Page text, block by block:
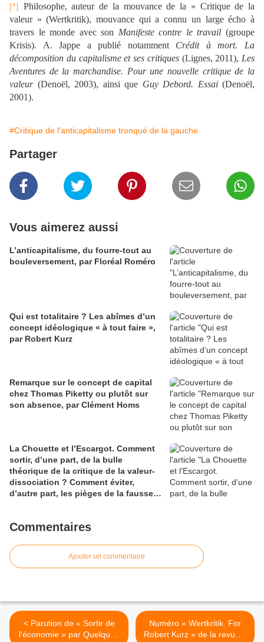
[*] Philosophe, auteur de la mouvance de la « Critique de la
valeur » (Wertkritik), mouvance qui a connu un large écho à
travers le monde avec son Manifeste contre le travail (groupe
Krisis). A. Jappe a publié notamment Crédit à mort. La
décomposition du capitalisme et ses critiques(Lignes, 2011), Les
Aventures de la marchandise. Pour une nouvelle critique de la
valeur(Denoël, 2003), ainsi que Guy Debord. Essai(Denoël,
2001).
#Critique de l'anticapitalisme tronqué de la gauche
Partager
Vous aimerez aussi
L’anticapitalisme, du fourre-tout au
bouleversement, par Floréal Roméro
Qui est totalitaire ? Les abîmes d’un
concept idéologique « à tout faire »,
par Robert Kurz
Remarque sur le concept de capital
chez Thomas Piketty ou plutôt sur
son absence, par Clément Homs
La Chouette et l’Escargot. Comment
sortir, d’une part, de la bulle
théorique de la critique de la valeur-
dissociation ? Comment éviter,
d’autre part, les pièges de la fausse
Commentaires
Ajouter un commentaire
< Parution de « Sortir de
l'économie » par Quelques
Numéro « Wertkritik. For
Robert Kurz » de la revue «